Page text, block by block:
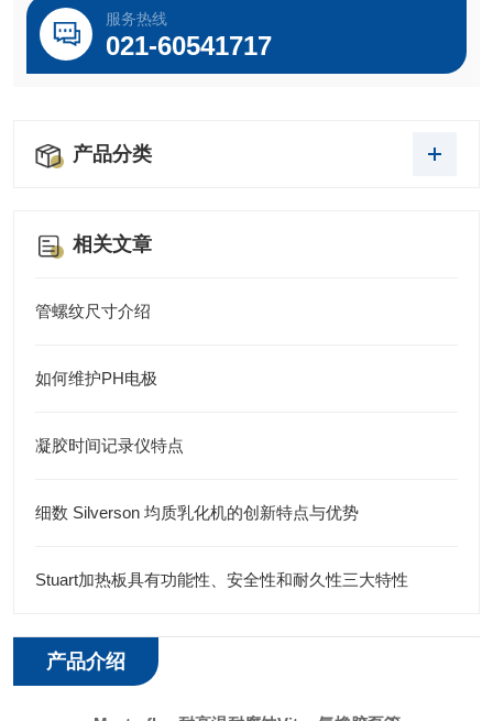
服务热线
021-60541717
产品分类
相关文章
管螺纹尺寸介绍
如何维护PH电极
凝胶时间记录仪特点
细数 Silverson 均质乳化机的创新特点与优势
Stuart加热板具有功能性、安全性和耐久性三大特性
产品介绍